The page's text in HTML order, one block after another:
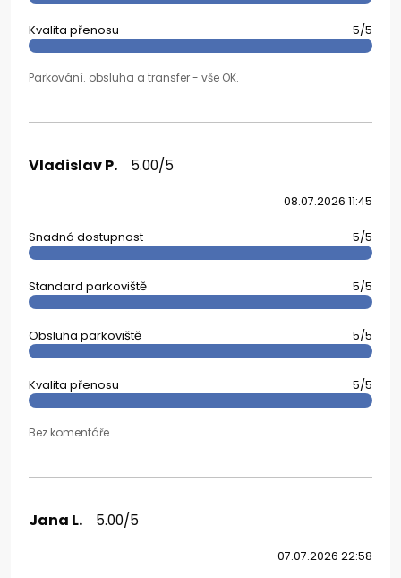
Kvalita přenosu 5/5
Parkování. obsluha a transfer - vše OK.
Vladislav P. 5.00/5
08.07.2026 11:45
Snadná dostupnost 5/5
Standard parkoviště 5/5
Obsluha parkoviště 5/5
Kvalita přenosu 5/5
Bez komentáře
Jana L. 5.00/5
07.07.2026 22:58